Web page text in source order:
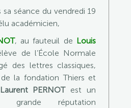
sa séance du vendredi 19
académicien,
, au fauteuil de Louis
de l’École Normale
des lettres classiques,
la fondation Thiers et
Laurent PERNOTest un
grande réputation